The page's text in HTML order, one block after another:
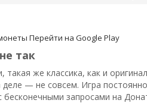
Перейти на Google Play
так
такая же классика, как и
— не совсем. Игра
бесконечными запросами на